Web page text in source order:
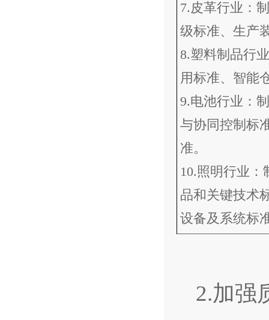
7.皮革行业：
级标准、生产
8.塑料制品行
用标准、智能
9.电池行业：
与协同控制标
准。
10.照明行业
品和关键技术
设备及系统标
2.加强